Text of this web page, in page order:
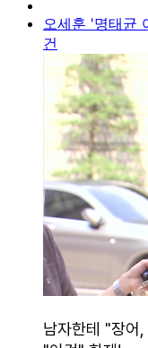
오세훈 '명태균
건